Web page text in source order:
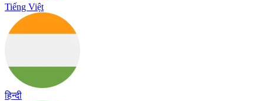
Tiếng Việt
हिन्दी